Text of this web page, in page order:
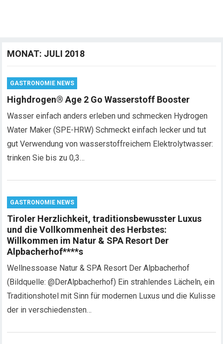
MONAT: JULI 2018
GASTRONOMIE NEWS
Highdrogen® Age 2 Go Wasserstoff Booster
Wasser einfach anders erleben und schmecken Hydrogen
Water Maker (SPE-HRW) Schmeckt einfach lecker und tut
gut Verwendung von wasserstoffreichem Elektrolytwasser:
trinken Sie bis zu 0,3…
GASTRONOMIE NEWS
Tiroler Herzlichkeit, traditionsbewusster Luxus
und die Vollkommenheit des Herbstes:
Willkommen im Natur & SPA Resort Der
Alpbacherhof****s
Wellnessoase Natur & SPA Resort Der Alpbacherhof
(Bildquelle: @DerAlpbacherhof) Ein strahlendes Lächeln, ein
Traditionshotel mit Sinn für modernen Luxus und die Kulisse
der in verschiedensten…